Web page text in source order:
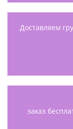
Доставляем
заказ